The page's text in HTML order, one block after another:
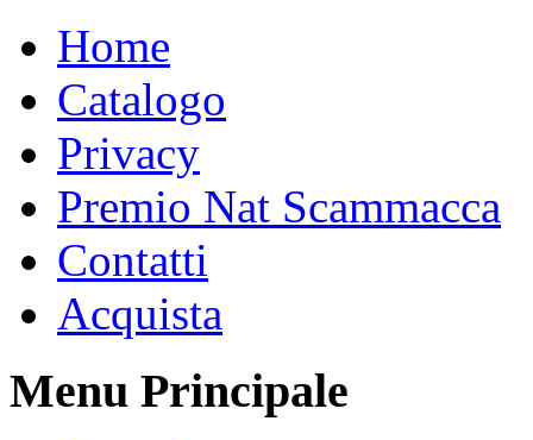
Home
Catalogo
Privacy
Premio Nat Scammacca
Contatti
Acquista
Menu Principale